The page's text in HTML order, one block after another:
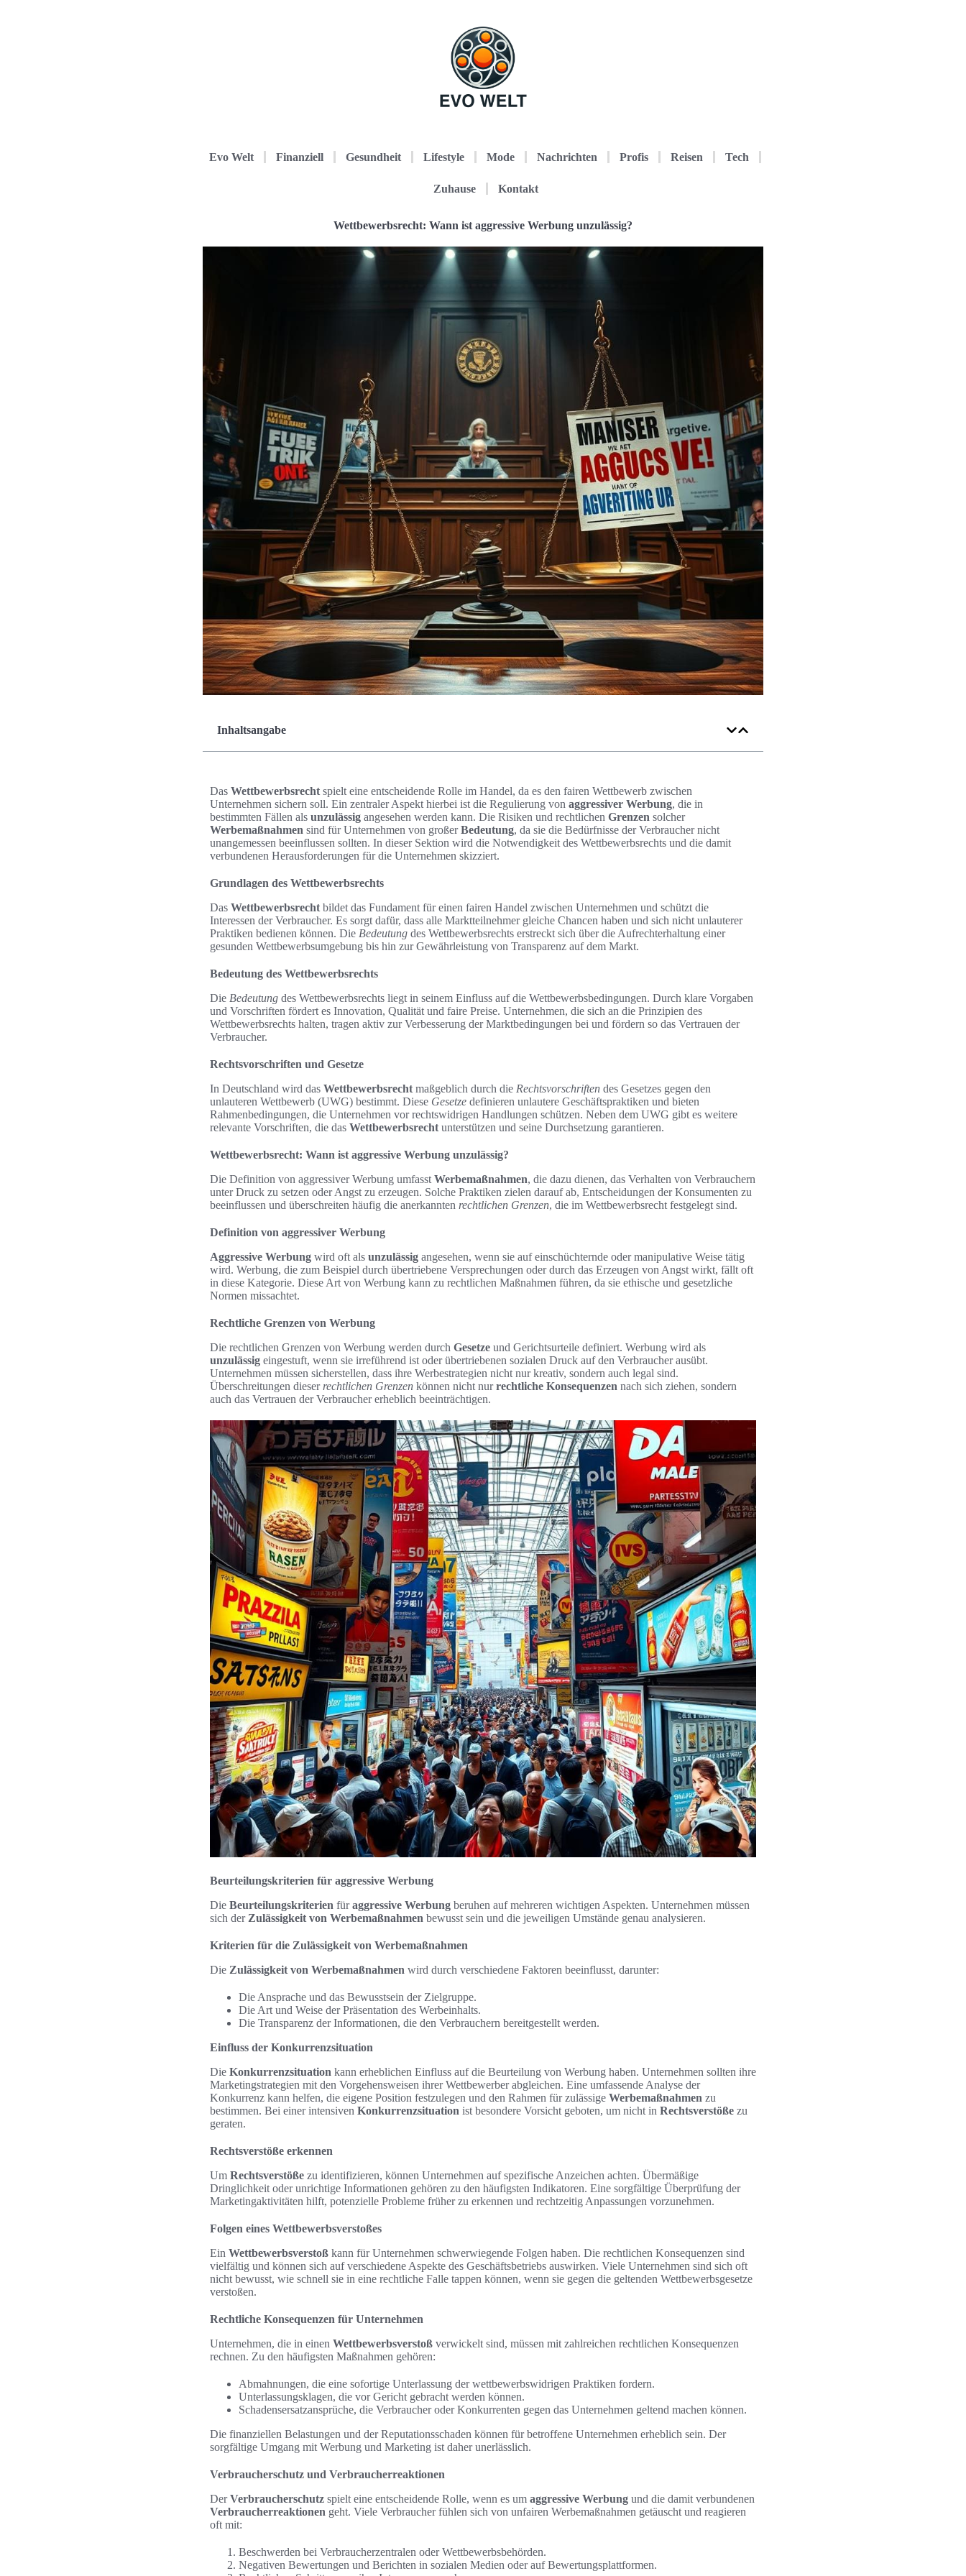
Evo Welt Finanziell Gesundheit Lifestyle Mode Nachrichten Profis Reisen Tech
Zuhause Kontakt
Wettbewerbsrecht: Wann ist aggressive Werbung unzulässig?
Inhaltsangabe
Das Wettbewerbsrecht spielt eine entscheidende Rolle im Handel, da es den fairen Wettbewerb zwischen
Unternehmen sichern soll. Ein zentraler Aspekt hierbei ist die Regulierung von aggressiver Werbung, die in
bestimmten Fällen als unzulässig angesehen werden kann. Die Risiken und rechtlichen Grenzen solcher
Werbemaßnahmen sind für Unternehmen von großerBedeutung, da sie die Bedürfnisse der Verbraucher nicht
unangemessen beeinflussen sollten. In dieser Sektion wird die Notwendigkeit des Wettbewerbsrechts und die damit
verbundenen Herausforderungen für die Unternehmen skizziert.
Grundlagen des Wettbewerbsrechts
Das Wettbewerbsrecht bildet das Fundament für einen fairen Handel zwischen Unternehmen und schützt die
Interessen der Verbraucher. Es sorgt dafür, dass alle Marktteilnehmer gleiche Chancen haben und sich nicht unlauterer
Praktiken bedienen können. Die Bedeutung des Wettbewerbsrechts erstreckt sich über die Aufrechterhaltung einer
gesunden Wettbewerbsumgebung bis hin zur Gewährleistung von Transparenz auf dem Markt.
Bedeutung des Wettbewerbsrechts
Die Bedeutung des Wettbewerbsrechts liegt in seinem Einfluss auf die Wettbewerbsbedingungen. Durch klare Vorgaben
und Vorschriften fördert es Innovation, Qualität und faire Preise. Unternehmen, die sich an die Prinzipien des
Wettbewerbsrechts halten, tragen aktiv zur Verbesserung der Marktbedingungen bei und fördern so das Vertrauen der
Verbraucher.
Rechtsvorschriften und Gesetze
In Deutschland wird das Wettbewerbsrecht maßgeblich durch die Rechtsvorschriften des Gesetzes gegen den
unlauteren Wettbewerb (UWG) bestimmt. Diese Gesetze definieren unlautere Geschäftspraktiken und bieten
Rahmenbedingungen, die Unternehmen vor rechtswidrigen Handlungen schützen. Neben dem UWG gibt es weitere
relevante Vorschriften, die das Wettbewerbsrecht unterstützen und seine Durchsetzung garantieren.
Wettbewerbsrecht: Wann ist aggressive Werbung unzulässig?
Die Definition von aggressiver Werbung umfasst Werbemaßnahmen, die dazu dienen, das Verhalten von Verbrauchern
unter Druck zu setzen oder Angst zu erzeugen. Solche Praktiken zielen darauf ab, Entscheidungen der Konsumenten zu
beeinflussen und überschreiten häufig die anerkannten rechtlichen Grenzen, die im Wettbewerbsrecht festgelegt sind.
Definition von aggressiver Werbung
Aggressive Werbung wird oft als unzulässig angesehen, wenn sie auf einschüchternde oder manipulative Weise tätig
wird. Werbung, die zum Beispiel durch übertriebene Versprechungen oder durch das Erzeugen von Angst wirkt, fällt oft
in diese Kategorie. Diese Art von Werbung kann zu rechtlichen Maßnahmen führen, da sie ethische und gesetzliche
Normen missachtet.
Rechtliche Grenzen von Werbung
Die rechtlichen Grenzen von Werbung werden durch Gesetze und Gerichtsurteile definiert. Werbung wird als
unzulässig eingestuft, wenn sie irreführend ist oder übertriebenen sozialen Druck auf den Verbraucher ausübt.
Unternehmen müssen sicherstellen, dass ihre Werbestrategien nicht nur kreativ, sondern auch legal sind.
Überschreitungen dieser rechtlichen Grenzen können nicht nurrechtliche Konsequenzen nach sich ziehen, sondern
auch das Vertrauen der Verbraucher erheblich beeinträchtigen.
Beurteilungskriterien für aggressive Werbung
Die Beurteilungskriterien füraggressive Werbung beruhen auf mehreren wichtigen Aspekten. Unternehmen müssen
sich der Zulässigkeit von Werbemaßnahmen bewusst sein und die jeweiligen Umstände genau analysieren.
Kriterien für die Zulässigkeit von Werbemaßnahmen
Die Zulässigkeit von Werbemaßnahmen wird durch verschiedene Faktoren beeinflusst, darunter:
Die Ansprache und das Bewusstsein der Zielgruppe.
Die Art und Weise der Präsentation des Werbeinhalts.
Die Transparenz der Informationen, die den Verbrauchern bereitgestellt werden.
Einfluss der Konkurrenzsituation
Die Konkurrenzsituation kann erheblichen Einfluss auf die Beurteilung von Werbung haben. Unternehmen sollten ihre
Marketingstrategien mit den Vorgehensweisen ihrer Wettbewerber abgleichen. Eine umfassende Analyse der
Konkurrenz kann helfen, die eigene Position festzulegen und den Rahmen für zulässige Werbemaßnahmen zu
bestimmen. Bei einer intensiven Konkurrenzsituation ist besondere Vorsicht geboten, um nicht in Rechtsverstöße zu
geraten.
Rechtsverstöße erkennen
Um Rechtsverstöße zu identifizieren, können Unternehmen auf spezifische Anzeichen achten. Übermäßige
Dringlichkeit oder unrichtige Informationen gehören zu den häufigsten Indikatoren. Eine sorgfältige Überprüfung der
Marketingaktivitäten hilft, potenzielle Probleme früher zu erkennen und rechtzeitig Anpassungen vorzunehmen.
Folgen eines Wettbewerbsverstoßes
Ein Wettbewerbsverstoß kann für Unternehmen schwerwiegende Folgen haben. Die rechtlichen Konsequenzen sind
vielfältig und können sich auf verschiedene Aspekte des Geschäftsbetriebs auswirken. Viele Unternehmen sind sich oft
nicht bewusst, wie schnell sie in eine rechtliche Falle tappen können, wenn sie gegen die geltenden Wettbewerbsgesetze
verstoßen.
Rechtliche Konsequenzen für Unternehmen
Unternehmen, die in einen Wettbewerbsverstoß verwickelt sind, müssen mit zahlreichen rechtlichen Konsequenzen
rechnen. Zu den häufigsten Maßnahmen gehören:
Abmahnungen, die eine sofortige Unterlassung der wettbewerbswidrigen Praktiken fordern.
Unterlassungsklagen, die vor Gericht gebracht werden können.
Schadensersatzansprüche, die Verbraucher oder Konkurrenten gegen das Unternehmen geltend machen können.
Die finanziellen Belastungen und der Reputationsschaden können für betroffene Unternehmen erheblich sein. Der
sorgfältige Umgang mit Werbung und Marketing ist daher unerlässlich.
Verbraucherschutz und Verbraucherreaktionen
DerVerbraucherschutz spielt eine entscheidende Rolle, wenn es um aggressive Werbung und die damit verbundenen
Verbraucherreaktionen geht. Viele Verbraucher fühlen sich von unfairen Werbemaßnahmen getäuscht und reagieren
oft mit:
Beschwerden bei Verbraucherzentralen oder Wettbewerbsbehörden.
Negativen Bewertungen und Berichten in sozialen Medien oder auf Bewertungsplattformen.